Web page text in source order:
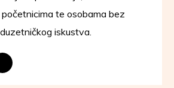
te osobama bez
iskustva.